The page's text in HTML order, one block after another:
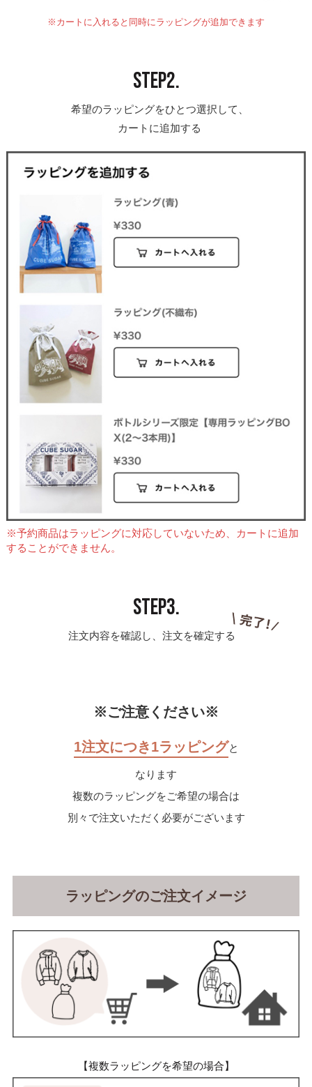
※カートに入れると同時にラッピングが追加できます
STEP2.
希望のラッピングをひとつ選択して、
カートに追加する
※予約商品はラッピングに対応していないため、カートに追加
することができません。
STEP3.
注文内容を確認し、注文を確定する
※ご注意ください※
1注文につき1ラッピングと
なります
複数のラッピングをご希望の場合は
別々で注文いただく必要がございます
ラッピングのご注文イメージ
【複数ラッピングを希望の場合】